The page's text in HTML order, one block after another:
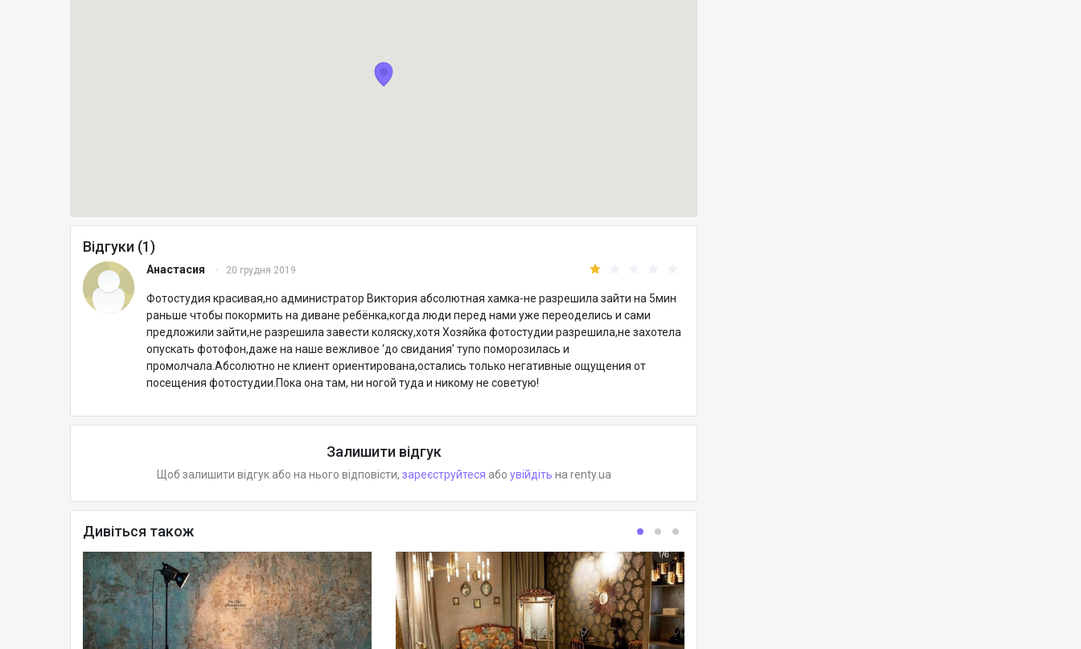
Відгуки (1)
Анастасия · 20 грудня 2019
Фотостудия красивая,но администратор Виктория абсолютная хамка-не разрешила зайти на 5мин
раньше чтобы покормить на диване ребёнка,когда люди перед нами уже переоделись и сами
предложили зайти,не разрешила завести коляску,хотя Хозяйка фотостудии разрешила,не захотела
опускать фотофон,даже на наше вежливое ‘до свидания’ тупо поморозилась и
промолчала.Абсолютно не клиент ориентирована,остались только негативные ощущения от
посещения фотостудии.Пока она там, ни ногой туда и никому не советую!
Залишити відгук
Щоб залишити відгук або на нього відповісти, зареєструйтеся або увійдіть на renty.ua
Дивіться також